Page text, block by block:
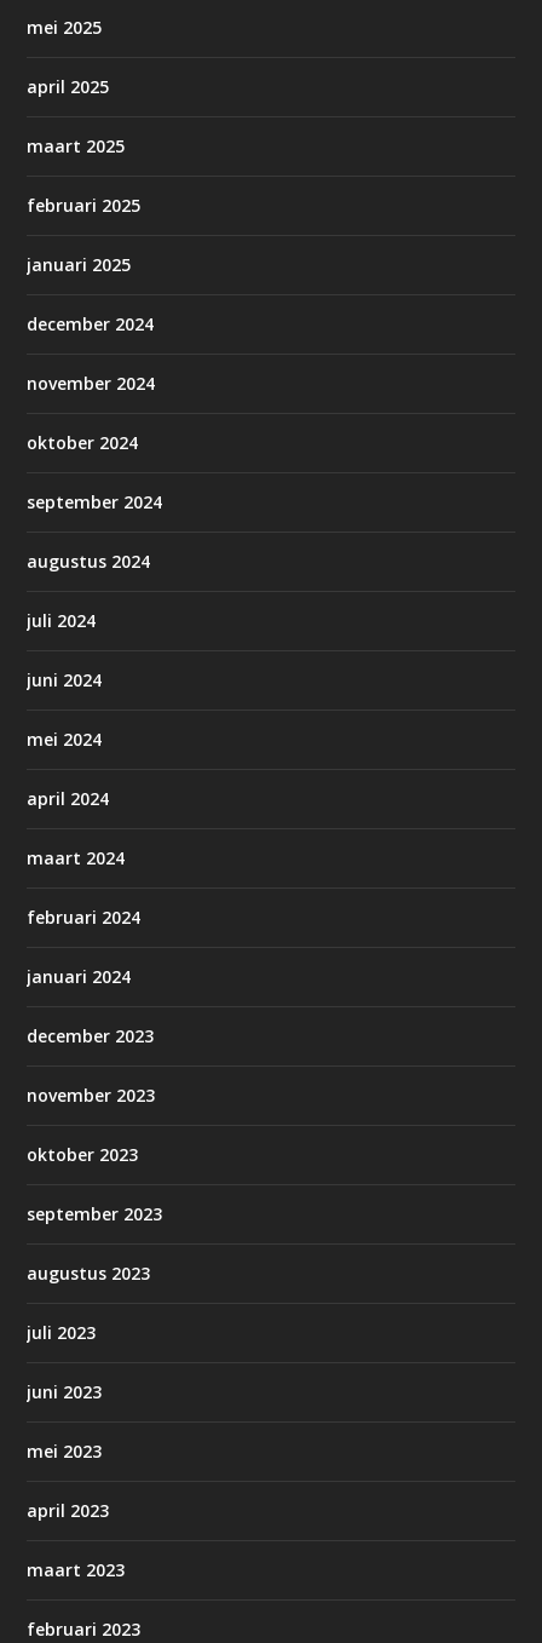
mei 2025
april 2025
maart 2025
februari 2025
januari 2025
december 2024
november 2024
oktober 2024
september 2024
augustus 2024
juli 2024
juni 2024
mei 2024
april 2024
maart 2024
februari 2024
januari 2024
december 2023
november 2023
oktober 2023
september 2023
augustus 2023
juli 2023
juni 2023
mei 2023
april 2023
maart 2023
februari 2023